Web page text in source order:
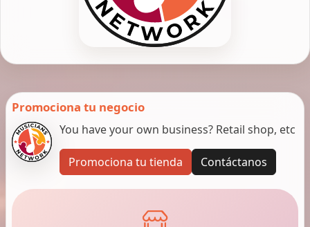
Promociona tu negocio
You have your own business? Retail shop, etc
Promociona tu tienda Contáctanos